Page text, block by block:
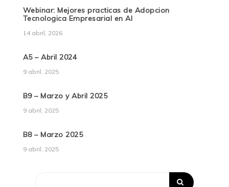
Webinar: Mejores practicas de Adopcion
Tecnologica Empresarial en AI
14 abril, 2026
A5 – Abril 2024
9 abril, 2025
B9 – Marzo y Abril 2025
9 abril, 2025
B8 – Marzo 2025
9 abril, 2025